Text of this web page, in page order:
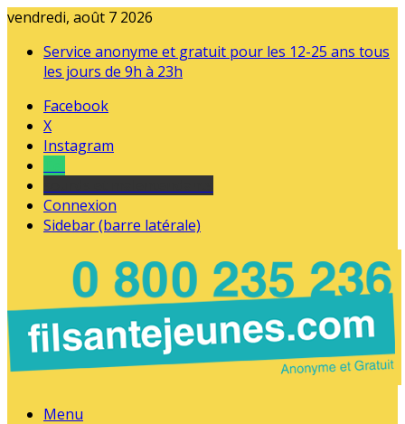
vendredi, août 7 2026
Service anonyme et gratuit pour les 12-25 ans tous
les jours de 9h à 23h
Facebook
X
Instagram
Connexion
Sidebar (barre latérale)
Menu